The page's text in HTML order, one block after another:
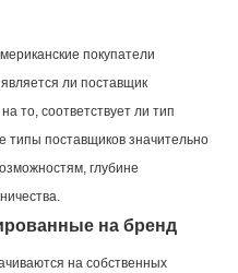
покупатели
ли поставщик
то, соответствует ли тип
типы поставщиков значительно
глубине
на бренд
на собственных